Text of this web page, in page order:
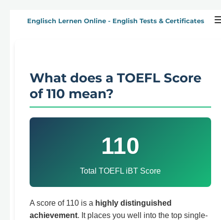
Hauptinhalt
Englisch Lernen Online - English Tests & Certificates
What does a TOEFL Score
of 110 mean?
110
Total TOEFL iBT Score
A score of 110 is a highly distinguished
achievement. It places you well into the top single-